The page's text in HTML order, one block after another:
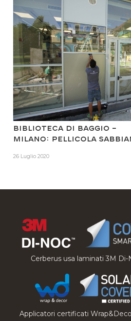
Biblioteca di Baggio –
Milano: pellicola
26 Luglio 2020
Cerberus usa laminati 3M
Applicatori certificati